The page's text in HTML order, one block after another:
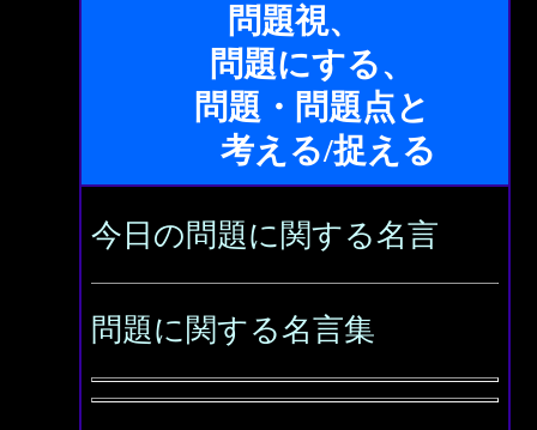
問題視、
問題にする、
問題・問題点と
考える/捉える
今日の問題に関する名言
問題に関する名言集